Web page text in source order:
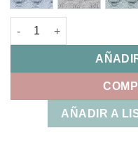
Edredon y Protector
AÑADIR A